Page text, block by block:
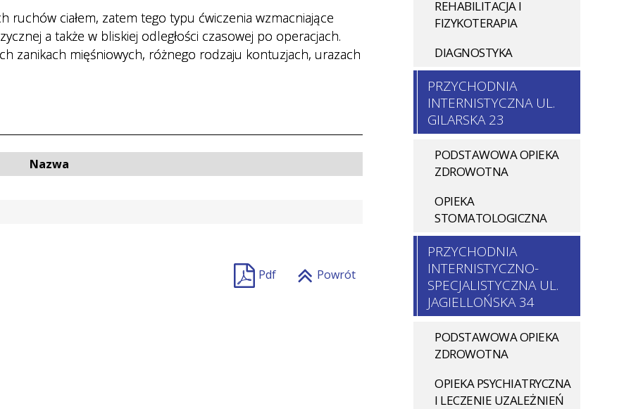
ruchów ciałem, zatem tego typu ćwiczenia wzmacniające
a także w bliskiej odległości czasowej po operacjach.
zanikach mięśniowych, różnego rodzaju kontuzjach, urazach
Nazwa
Pdf Powrót
REHABILITACJA I
FIZYKOTERAPIA
DIAGNOSTYKA
PRZYCHODNIA
INTERNISTYCZNA UL.
GILARSKA 23
PODSTAWOWA OPIEKA
ZDROWOTNA
OPIEKA
STOMATOLOGICZNA
PRZYCHODNIA
INTERNISTYCZNO-
SPECJALISTYCZNA UL.
JAGIELLOŃSKA 34
PODSTAWOWA OPIEKA
ZDROWOTNA
OPIEKA PSYCHIATRYCZNA
I LECZENIE UZALEŻNIEŃ